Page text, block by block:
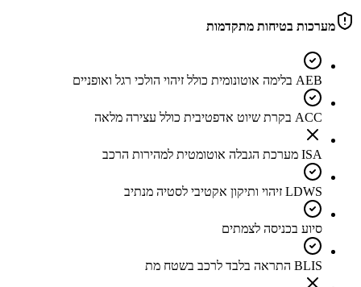
מערכות בטיחות מתקדמות
AEB בלימה אוטונומית כולל זיהוי הולכי רגל ואופניים
ACC בקרת שיוט אדפטיבית כולל עצירה מלאה
ISA מערכת הגבלה אוטומטית למהירות הרכב
LDWS זיהוי ותיקון אקטיבי לסטיה מנתיב
סיוע בכניסה לצמתים
BLIS התראה בלבד לרכב בשטח מת